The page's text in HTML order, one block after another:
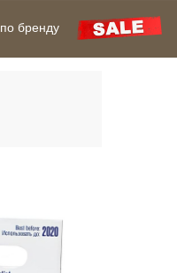
по бренду